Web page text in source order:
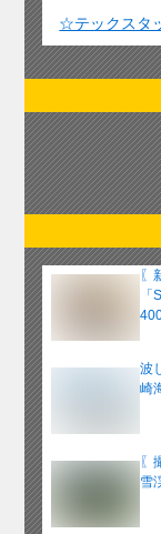
☆テックスタ
〖
波
崎
〖
雪